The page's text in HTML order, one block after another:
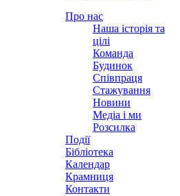
Про нас
Наша історія та
цілі
Команда
Будинок
Співпраця
Стажування
Новини
Медіа і ми
Розсилка
Події
Бібліотека
Календар
Крамниця
Контакти